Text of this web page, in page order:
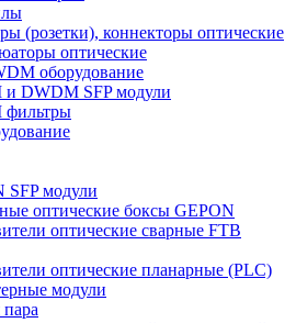
(розетки), коннекторы оптические
оптические
оборудование
DWDM SFP модули
фильтры
SFP модули
оптические боксы GEPON
оптические сварные FTB
оптические планарные (PLC)
модули